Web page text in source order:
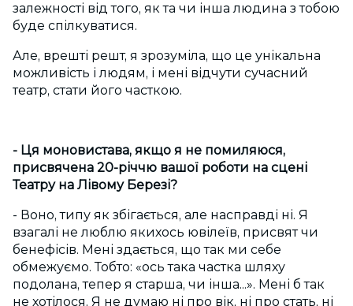
залежності від того, як та чи інша людина з тобою
буде спілкуватися.
Але, врешті решт, я зрозуміла, що це унікальна
можливість і людям, і мені відчути сучасний
театр, стати його часткою.
- Ця моновистава, якщо я не помиляюся,
присвячена 20-річчю вашої роботи на сцені
Театру на Лівому Березі?
- Воно, типу як збігається, але насправді ні. Я
взагалі не люблю якихось ювілеїв, присвят чи
бенефісів. Мені здається, що так ми себе
обмежуємо. Тобто: «ось така частка шляху
подолана, тепер я старша, чи інша...». Мені б так
не хотілося. Я не думаю ні про вік, ні про стать, ні